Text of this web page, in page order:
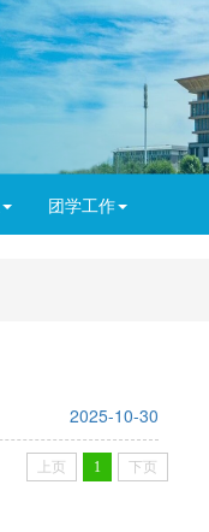
团学工作
2025-10-30
上页 1 下页